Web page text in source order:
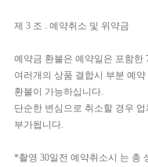
제 3 조 . 예약취소 및 위약금
예약금 환불은 예약일은 포함한
여러개의 상품 결합시 부분 예
환불이 가능하십니다.
단순한 변심으로 취소할 경우
부가됩니다.
*촬영 30일전 예약취소시 는 총